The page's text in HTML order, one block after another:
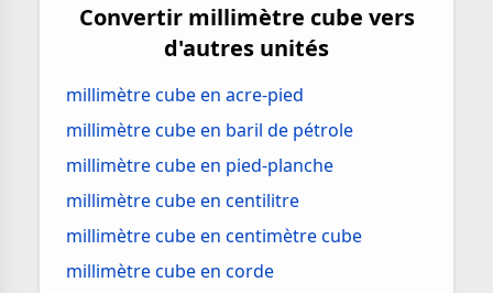
Convertir millimètre cube vers
d'autres unités
millimètre cube en acre-pied
millimètre cube en baril de pétrole
millimètre cube en pied-planche
millimètre cube en centilitre
millimètre cube en centimètre cube
millimètre cube en corde